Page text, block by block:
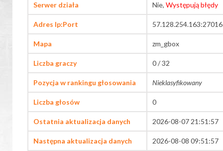
Serwer działa Nie, Występują błędy
Adres Ip:Port 57.128.254.163:27016
Mapa zm_gbox
Liczba graczy 0 / 32
Pozycja w rankingu głosowania Nieklasyfikowany
Liczba głosów 0
Ostatnia aktualizacja danych 2026-08-07 21:51:57
Następna aktualizacja danych 2026-08-08 09:51:57